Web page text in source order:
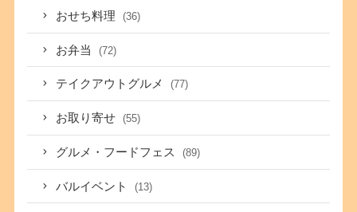
おせち料理 (36)
お弁当 (72)
テイクアウトグルメ (77)
お取り寄せ (55)
グルメ・フードフェス (89)
バルイベント (13)